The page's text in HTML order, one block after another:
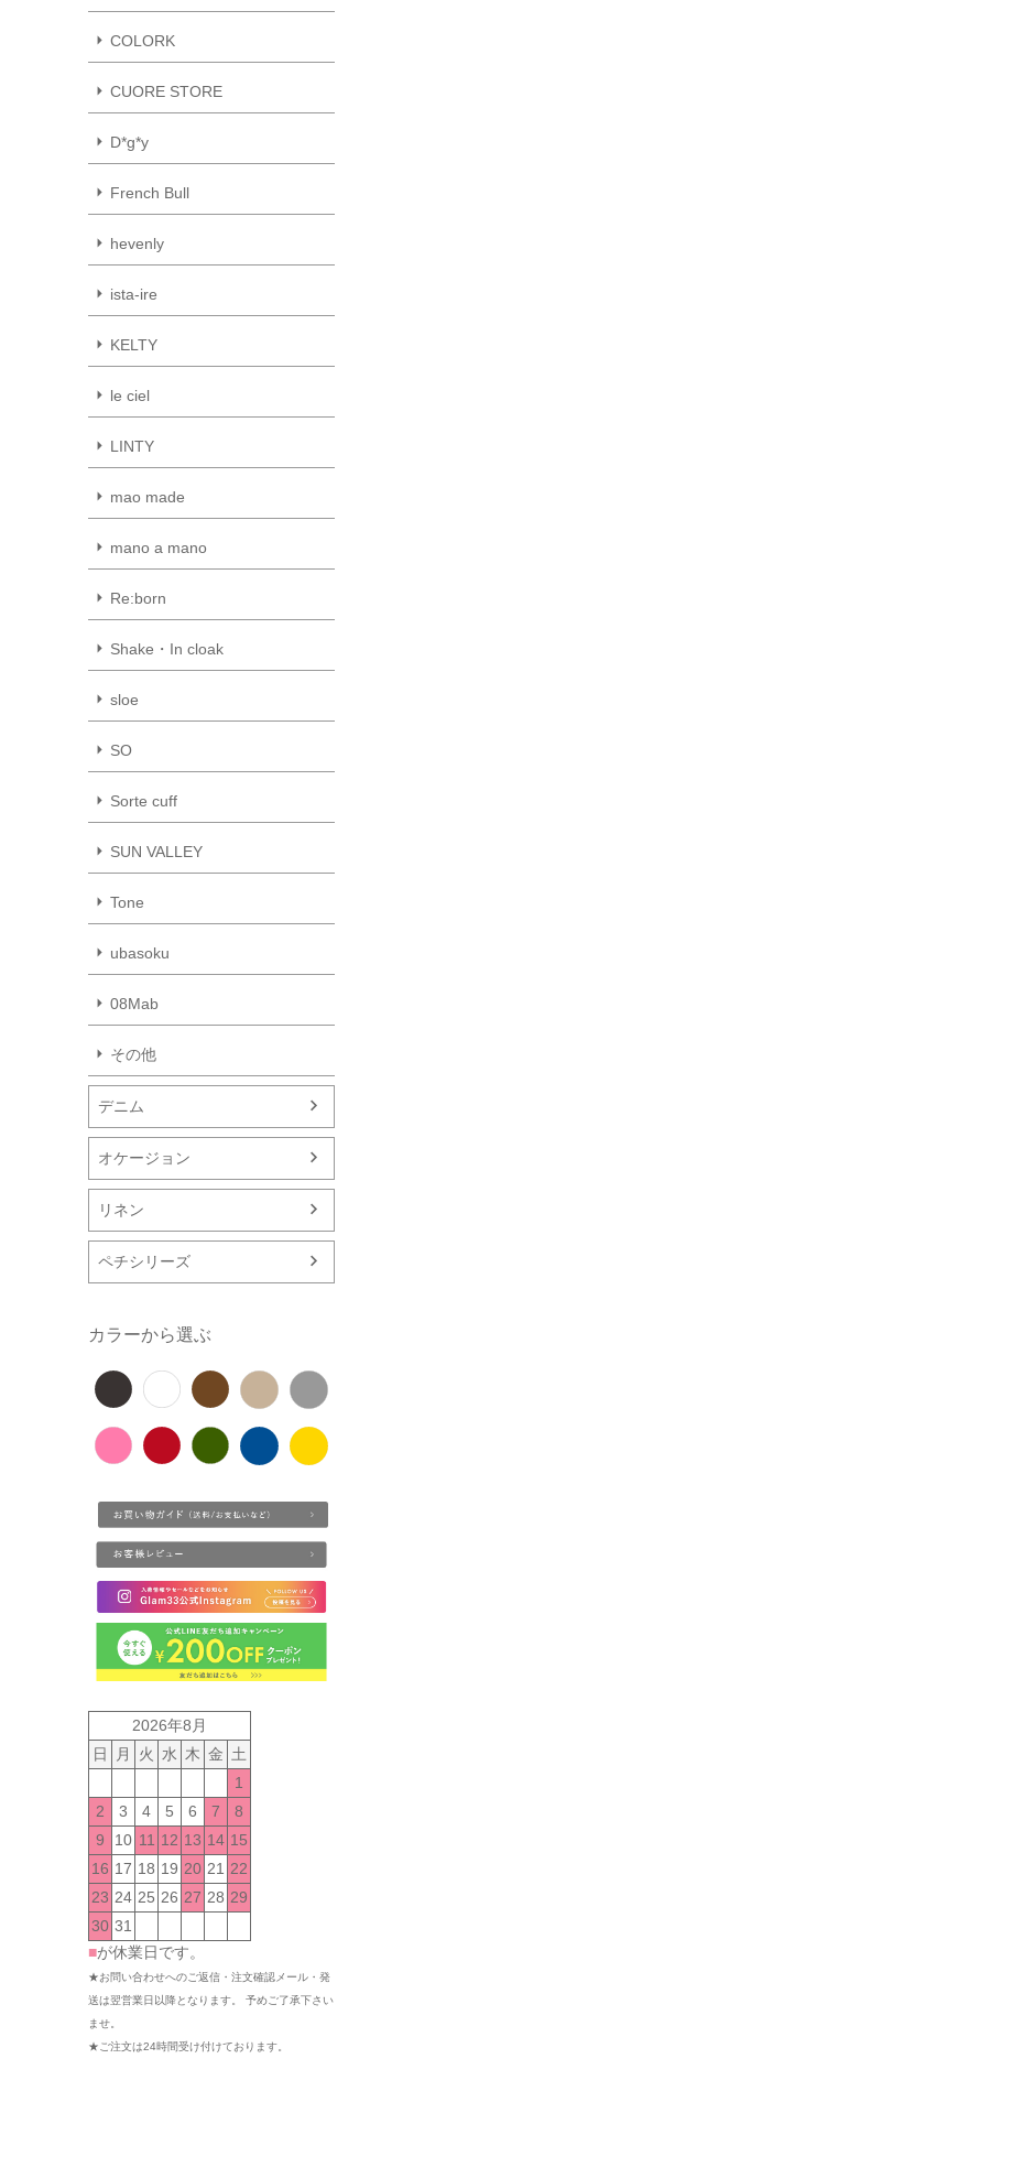
COLORK
CUORE STORE
D*g*y
French Bull
hevenly
ista-ire
KELTY
le ciel
LINTY
mao made
mano a mano
Re:born
Shake・In cloak
sloe
SO
Sorte cuff
SUN VALLEY
Tone
ubasoku
08Mab
その他
デニム
オケージョン
リネン
ペチシリーズ
カラーから選ぶ
2026年8月
日
月 火 水 木 金 土
1
2
3 4 5 6 7
8
9
10 11 12 13 14 15
16 17 18 19 20 21 22
23 24 25 26 27 28 29
30 31
■が休業日です。
★お問い合わせへのご返信・注文確認メール・発
送は翌営業日以降となります。 予めご了承下さい
ませ。
★ご注文は24時間受け付けております。